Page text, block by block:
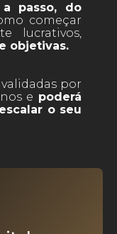
passo, do
começar
lucrativos,
objetivas.
por
e poderá
o seu